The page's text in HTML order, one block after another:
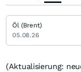
(Aktualisierung:
Öl (Brent)
05.08.26